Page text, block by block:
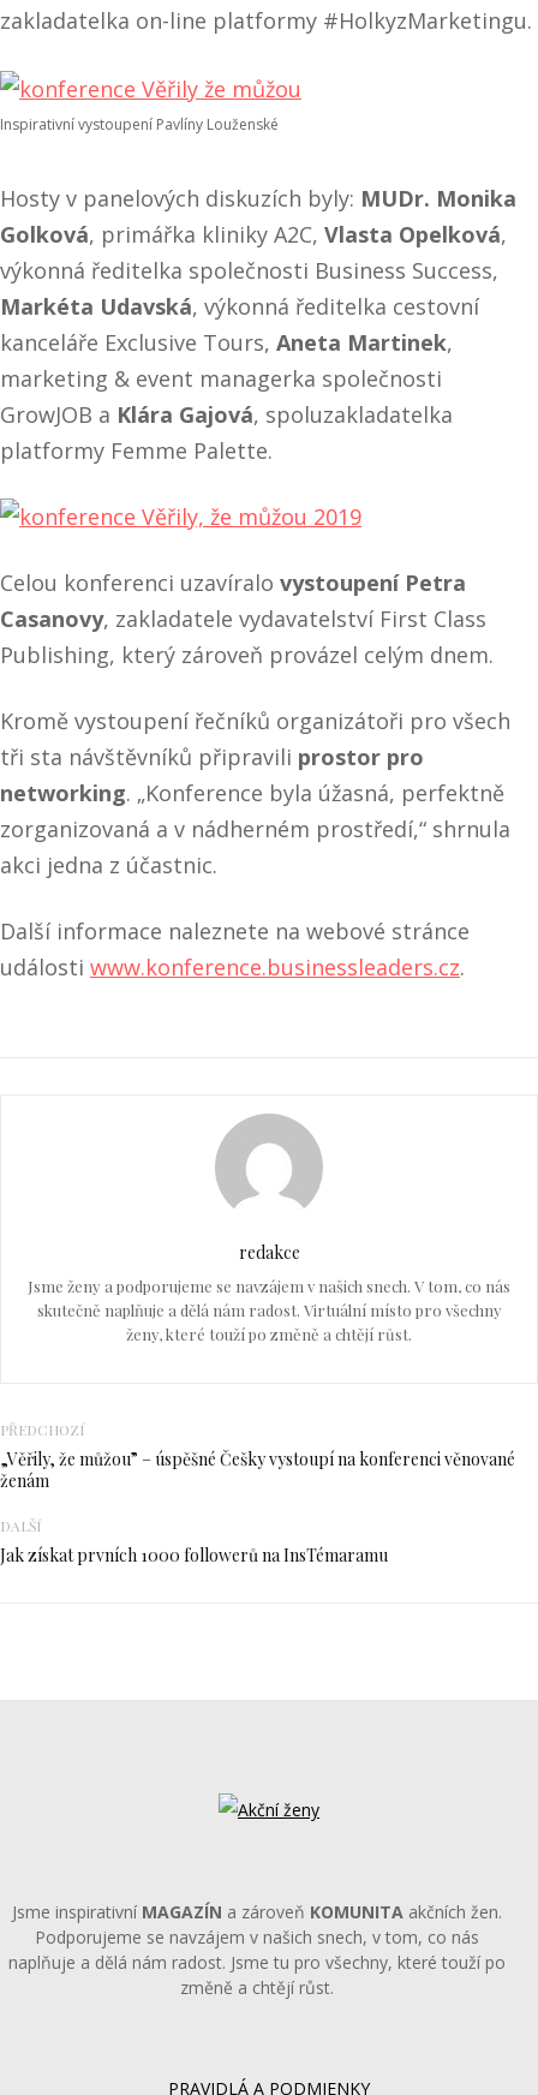
zakladatelka on-line platformy #HolkyzMarketingu.
Inspirativní vystoupení Pavlíny Louženské
Hosty v panelových diskuzích byly: MUDr. Monika
Golková, primářka kliniky A2C, Vlasta Opelková,
výkonná ředitelka společnosti Business Success,
Markéta Udavská, výkonná ředitelka cestovní
kanceláře Exclusive Tours, Aneta Martinek,
marketing & event managerka společnosti
GrowJOB a Klára Gajová, spoluzakladatelka
platformy Femme Palette.
Celou konferenci uzavíralo vystoupení Petra
Casanovy, zakladatele vydavatelství First Class
Publishing, který zároveň provázel celým dnem.
Kromě vystoupení řečníků organizátoři pro všech
tři sta návštěvníků připravili prostor pro
networking. „Konference byla úžasná, perfektně
zorganizovaná a v nádherném prostředí,“ shrnula
akci jedna z účastnic.
Další informace naleznete na webové stránce
události www.konference.businessleaders.cz.
redakce
Jsme ženy a podporujeme se navzájem v našich snech. V tom, co nás
skutečně naplňuje a dělá nám radost. Virtuální místo pro všechny
ženy, které touží po změně a chtějí růst.
PŘEDCHOZÍ
„Věřily, že můžou” – úspěšné Češky vystoupí na konferenci věnované
ženám
DALŠÍ
Jak získat prvních 1000 followerů na InsTémaramu
Jsme inspirativní MAGAZÍN a zároveň KOMUNITA akčních žen.
Podporujeme se navzájem v našich snech, v tom, co nás
naplňuje a dělá nám radost. Jsme tu pro všechny, které touží po
změně a chtějí růst.
PRAVIDLÁ A PODMIENKY